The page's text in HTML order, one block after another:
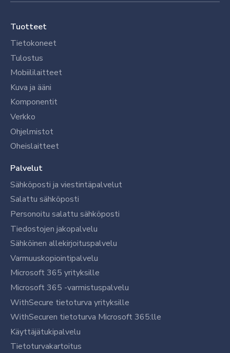
Tuotteet
Tietokoneet
Tulostus
Mobiililaitteet
Kuva ja ääni
Komponentit
Verkko
Ohjelmistot
Oheislaitteet
Palvelut
Sähköposti ja viestintäpalvelut
Salattu sähköposti
Personoitu salattu sähköposti
Tiedostojen jakopalvelu
Sähköinen allekirjoituspalvelu
Varmuuskopiointipalvelu
Microsoft 365 yrityksille
Microsoft 365 -varmistuspalvelu
WithSecure tietoturva yrityksille
WithSecuren tietoturva Microsoft 365:lle
Käyttäjätukipalvelu
Tietoturvakartoitus